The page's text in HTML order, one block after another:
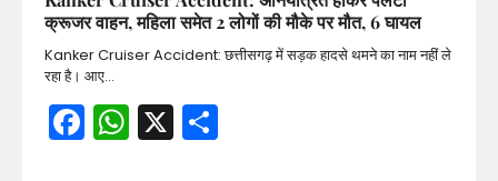
क्रूजर वाहन, महिला समेत 2 लोगों की मौके पर मौत, 6 घायल
Kanker Cruiser Accident: छत्तीसगढ़ में सड़क हादसे थमने का नाम नहीं ले
रहा है। आए…
Facebook
WhatsApp
X